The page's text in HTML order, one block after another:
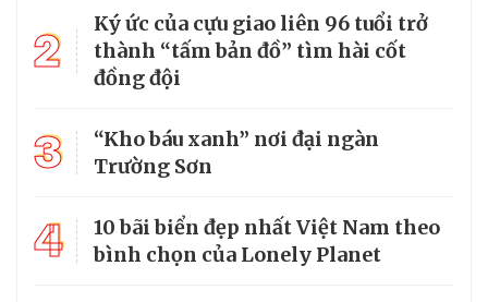
2
Ký ức của cựu giao liên 96 tuổi trở
thành “tấm bản đồ” tìm hài cốt
đồng đội
3
“Kho báu xanh” nơi đại ngàn
Trường Sơn
4
10 bãi biển đẹp nhất Việt Nam theo
bình chọn của Lonely Planet